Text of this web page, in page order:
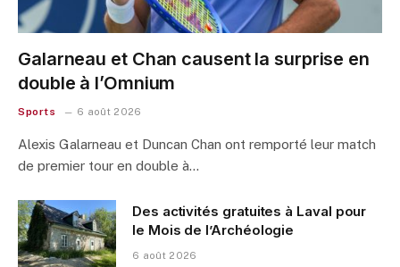
Galarneau et Chan causent la surprise en
double à l’Omnium
Sports 6 août 2026
Alexis Galarneau et Duncan Chan ont remporté leur match
de premier tour en double à…
Des activités gratuites à Laval pour
le Mois de l’Archéologie
6 août 2026